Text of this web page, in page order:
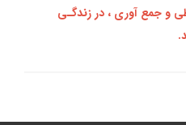
و جمع‌ آوری ، در زندگـی